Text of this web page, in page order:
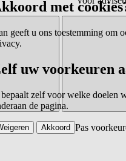
met
geeft u ons toestemming om
uw voorkeuren
zelf voor welke doelen
de pagina.
Pas
Akkoord